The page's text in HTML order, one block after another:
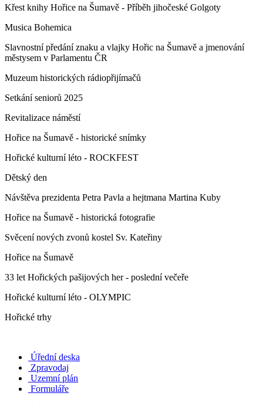
Křest knihy Hořice na Šumavě - Příběh jihočeské Golgoty
Musica Bohemica
Slavnostní předání znaku a vlajky Hořic na Šumavě a jmenování
městysem v Parlamentu ČR
Muzeum historických rádiopřijímačů
Setkání seniorů 2025
Revitalizace náměstí
Hořice na Šumavě - historické snímky
Hořické kulturní léto - ROCKFEST
Dětský den
Návštěva prezidenta Petra Pavla a hejtmana Martina Kuby
Hořice na Šumavě - historická fotografie
Svěcení nových zvonů kostel Sv. Kateřiny
Hořice na Šumavě
33 let Hořických pašijových her - poslední večeře
Hořické kulturní léto - OLYMPIC
Hořické trhy
Úřední deska
Zpravodaj
Uzemní plán
Formuláře